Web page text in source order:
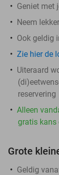
Geniet met
Neem
Ook geldig
Zie hier de
Uiteraard
reservering
Alleen
gratis kans
Grote
Geldig